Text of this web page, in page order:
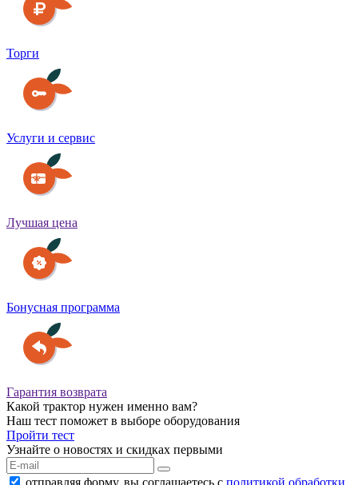
Торги
Услуги и сервис
Лучшая цена
Бонусная программа
Гарантия возврата
Какой трактор нужен именно вам?
Наш тест поможет в выборе оборудования
Пройти тест
Узнайте о новостях и скидках первыми
отправляя форму, вы соглашаетесь с политикой обработки